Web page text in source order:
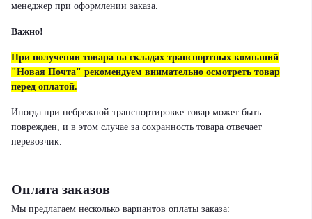
менеджер при оформлении заказа.
Важно!
При получении товара на складах транспортных компаний
"Новая Почта" рекомендуем внимательно осмотреть товар
перед оплатой.
Иногда при небрежной транспортировке товар может быть
поврежден, и в этом случае за сохранность товара отвечает
перевозчик.
Оплата заказов
Мы предлагаем несколько вариантов оплаты заказа: